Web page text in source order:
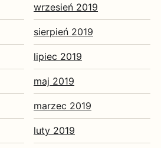
wrzesień 2019
sierpień 2019
lipiec 2019
maj 2019
marzec 2019
luty 2019